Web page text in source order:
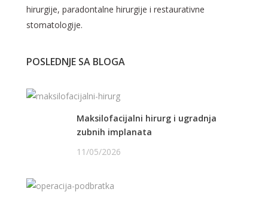
hirurgije, paradontalne hirurgije i restaurativne
stomatologije.
POSLEDNJE SA BLOGA
Maksilofacijalni hirurg i ugradnja
zubnih implanata
11/05/2026